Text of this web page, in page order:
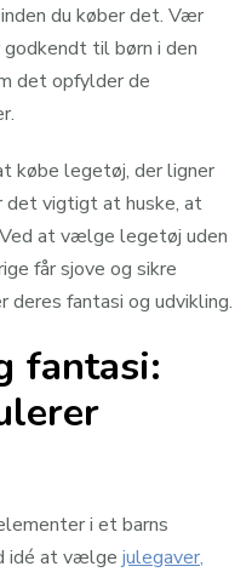
du køber det. Vær
til børn i den
det opfylder de
købe legetøj, der ligner
det vigtigt at huske, at
at vælge legetøj uden
får sjove og sikre
deres fantasi og udvikling.
fantasi:
i et barns
idé at vælgejulegaver,